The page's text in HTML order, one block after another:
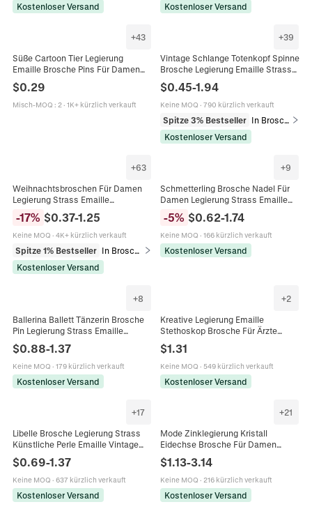
Kostenloser Versand
Kostenloser Versand
+43
Süße Cartoon Tier Legierung
Emaille Brosche Pins Für Damen
Herren Kreative Faultier
Wasserschwein Herz Geist
Abzeichen
$0.29
Misch-MOQ : 2· 1K+ kürzlich verkauft
+39
Vintage Schlange Totenkopf Spinne
Brosche Legierung Emaille Strass
Gothic Punk Halloween Schmuck
Accessoires Für Anzüge
$0.45-1.94
Keine MOQ · 790 kürzlich verkauft
Spitze 3% Bestseller
In Broschen
Kostenloser Versand
+63
Weihnachtsbroschen Für Damen
Legierung Strass Emaille
Anstecknadel Weihnachtsbaum
Weihnachtsmann Rentier
Feiertagsschmuck
-17% $0.37-1.25
Keine MOQ · 4K+ kürzlich verkauft
Spitze 1% Bestseller
In Broschen
Kostenloser Versand
+9
Schmetterling Brosche Nadel Für
Damen Legierung Strass Emaille
Bunt Vintage Insekt Schmuck
Zubehör Dekorativ
-5% $0.62-1.74
Keine MOQ · 166 kürzlich verkauft
Kostenloser Versand
+8
Ballerina Ballett Tänzerin Brosche
Pin Legierung Strass Emaille
Künstliche Perle Elegantes
Schmuck Zubehör Für Damen
Hochzeit Party
$0.88-1.37
Keine MOQ · 179 kürzlich verkauft
Kostenloser Versand
+2
Kreative Legierung Emaille
Stethoskop Brosche Für Ärzte
Krankenschwestern Medizinisches
Personal Abzeichen Anstecknadel
Schmuck Geschenk Zubehör
$1.31
Keine MOQ · 549 kürzlich verkauft
Kostenloser Versand
+17
Libelle Brosche Legierung Strass
Künstliche Perle Emaille Vintage
Tier Anstecknadel Für Damen
Luxus Nischen Design Schmuck
$0.69-1.37
Keine MOQ · 637 kürzlich verkauft
Kostenloser Versand
+21
Mode Zinklegierung Kristall
Eidechse Brosche Für Damen
High-End Strass Tier Gecko
Reversnadel Bunter Schmuck
Bekleidungszubehör
$1.13-3.14
Keine MOQ · 216 kürzlich verkauft
Kostenloser Versand